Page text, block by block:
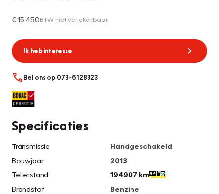
€ 15.450BTW niet verrekenbaar
Ik heb interesse
Bel ons op 078-6128323
Specificaties
Transmissie
Handgeschakeld
Bouwjaar
2013
Tellerstand
194907 km
Brandstof
Benzine